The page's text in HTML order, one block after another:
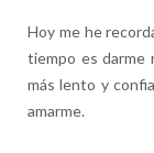
Hoy me he
tiempo es darme
más lento y
amarme.